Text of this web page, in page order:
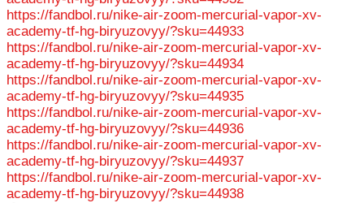
https://fandbol.ru/nike-air-zoom-mercurial-vapor-xv-
academy-tf-hg-biryuzovyy/?sku=44933
https://fandbol.ru/nike-air-zoom-mercurial-vapor-xv-
academy-tf-hg-biryuzovyy/?sku=44934
https://fandbol.ru/nike-air-zoom-mercurial-vapor-xv-
academy-tf-hg-biryuzovyy/?sku=44935
https://fandbol.ru/nike-air-zoom-mercurial-vapor-xv-
academy-tf-hg-biryuzovyy/?sku=44936
https://fandbol.ru/nike-air-zoom-mercurial-vapor-xv-
academy-tf-hg-biryuzovyy/?sku=44937
https://fandbol.ru/nike-air-zoom-mercurial-vapor-xv-
academy-tf-hg-biryuzovyy/?sku=44938